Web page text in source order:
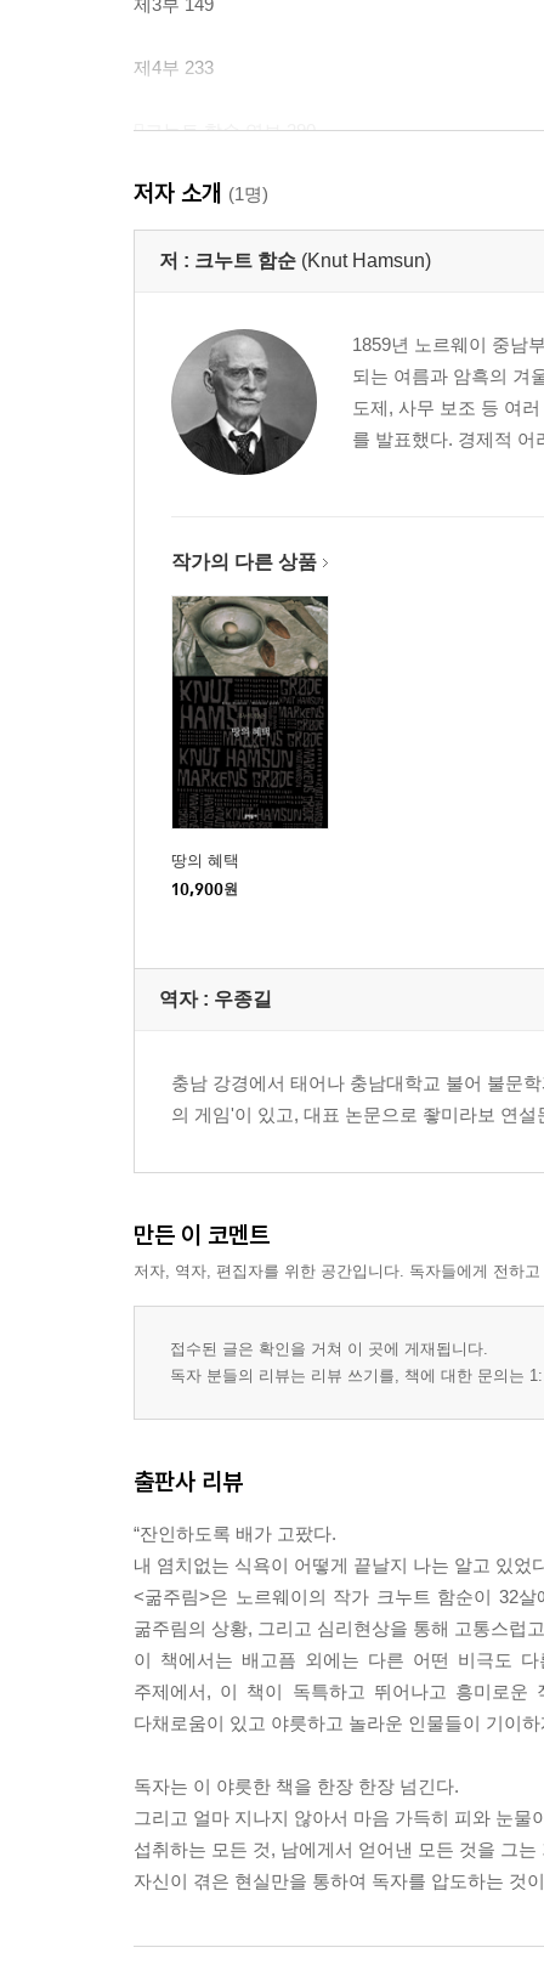
제3부 149
제4부 233
크누트 함순 연보 290
저자 소개 (1명)
저 : 크누트 함순 (Knut Hamsun)
1859년 노르웨이 중남
되는 여름과 암흑의 겨
도제, 사무 보조 등 여
를 발표했다. 경제적 어
작가의 다른 상품
땅의 혜택
10,900원
역자 : 우종길
충남 강경에서 태어나 충남대학교 불어 불문
의 게임'이 있고, 대표 논문으로 좧미라보 연
만든 이 코멘트
저자, 역자, 편집자를 위한 공간입니다. 독자들에게 전하
접수된 글은 확인을 거쳐 이 곳에 게재됩니다.
독자 분들의 리뷰는 리뷰 쓰기를, 책에 대한 문의는
출판사 리뷰
“잔인하도록 배가 고팠다.
내 염치없는 식욕이 어떻게 끝날지 나는 알고 있었
<굶주림>은 노르웨이의 작가 크누트 함순이 32
굶주림의 상황, 그리고 심리현상을 통해 고통스럽
이 책에서는 배고픔 외에는 다른 어떤 비극도
주제에서, 이 책이 독특하고 뛰어나고 흥미로
다채로움이 있고 야릇하고 놀라운 인물들이 기이
독자는 이 야릇한 책을 한장 한장 넘긴다.
그리고 얼마 지나지 않아서 마음 가득히 피와 눈물
섭취하는 모든 것, 남에게서 얻어낸 모든 것을 그
자신이 겪은 현실만을 통하여 독자를 압도하는 것